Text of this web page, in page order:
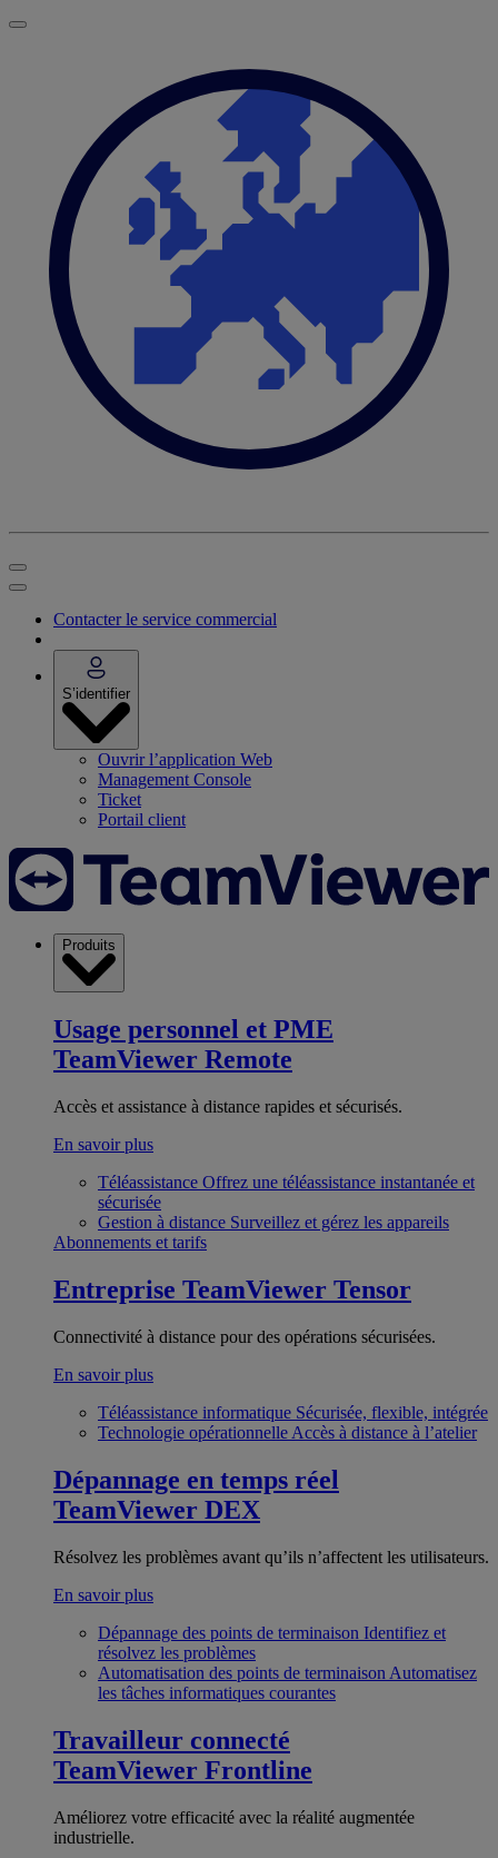
Contacter le service commercial
S’identifier
Ouvrir l’application Web
Management Console
Ticket
Portail client
Produits
Usage personnel et PME
TeamViewer Remote
Accès et assistance à distance rapides et sécurisés.
En savoir plus
Téléassistance Offrez une téléassistance instantanée et
sécurisée
Gestion à distance Surveillez et gérez les appareils
Abonnements et tarifs
Entreprise TeamViewer Tensor
Connectivité à distance pour des opérations sécurisées.
En savoir plus
Téléassistance informatique Sécurisée, flexible, intégrée
Technologie opérationnelle Accès à distance à l’atelier
Dépannage en temps réel
TeamViewer DEX
Résolvez les problèmes avant qu’ils n’affectent les utilisateurs.
En savoir plus
Dépannage des points de terminaison Identifiez et
résolvez les problèmes
Automatisation des points de terminaison Automatisez
les tâches informatiques courantes
Travailleur connecté
TeamViewer Frontline
Améliorez votre efficacité avec la réalité augmentée
industrielle.